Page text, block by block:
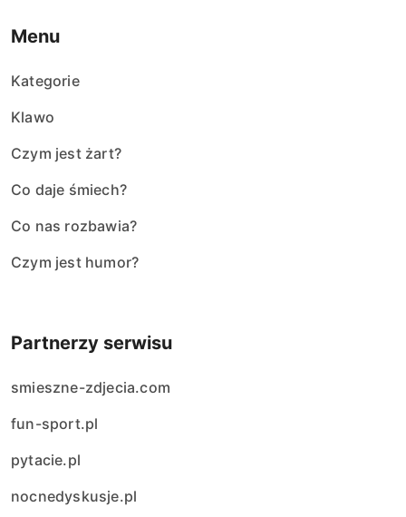
Menu
Kategorie
Klawo
Czym jest żart?
Co daje śmiech?
Co nas rozbawia?
Czym jest humor?
Partnerzy serwisu
smieszne-zdjecia.com
fun-sport.pl
pytacie.pl
nocnedyskusje.pl